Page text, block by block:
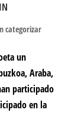
categorizar
un
Araba,
participado
en la